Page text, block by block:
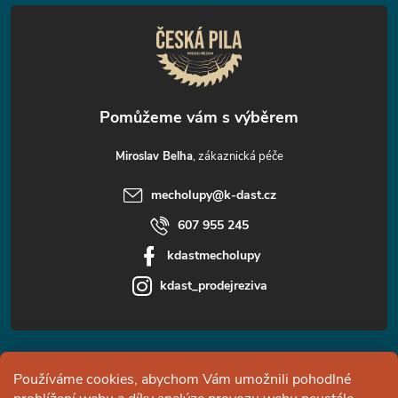
Používáme cookies, abychom Vám umožnili pohodlné
t
Miroslav Belha
mecholupy@k-dast.cz
607 955 245
kdastmecholupy
kdast_prodejreziva